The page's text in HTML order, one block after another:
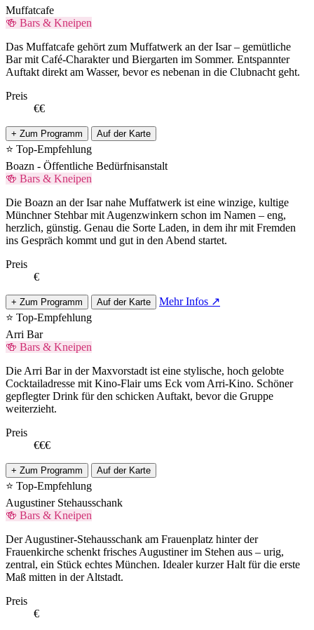
Muffatcafe
🍻 Bars & Kneipen
Das Muffatcafe gehört zum Muffatwerk an der Isar – gemütliche
Bar mit Café-Charakter und Biergarten im Sommer. Entspannter
Auftakt direkt am Wasser, bevor es nebenan in die Clubnacht geht.
Preis
€€
+ Zum Programm Auf der Karte
⭐ Top-Empfehlung
Boazn - Öffentliche Bedürfnisanstalt
🍻 Bars & Kneipen
Die Boazn an der Isar nahe Muffatwerk ist eine winzige, kultige
Münchner Stehbar mit Augenzwinkern schon im Namen – eng,
herzlich, günstig. Genau die Sorte Laden, in dem ihr mit Fremden
ins Gespräch kommt und gut in den Abend startet.
Preis
€
+ Zum Programm Auf der Karte
Mehr Infos ↗
⭐ Top-Empfehlung
Arri Bar
🍻 Bars & Kneipen
Die Arri Bar in der Maxvorstadt ist eine stylische, hoch gelobte
Cocktailadresse mit Kino-Flair ums Eck vom Arri-Kino. Schöner
gepflegter Drink für den schicken Auftakt, bevor die Gruppe
weiterzieht.
Preis
€€€
+ Zum Programm Auf der Karte
⭐ Top-Empfehlung
Augustiner Stehausschank
🍻 Bars & Kneipen
Der Augustiner-Stehausschank am Frauenplatz hinter der
Frauenkirche schenkt frisches Augustiner im Stehen aus – urig,
zentral, ein Stück echtes München. Idealer kurzer Halt für die erste
Maß mitten in der Altstadt.
Preis
€